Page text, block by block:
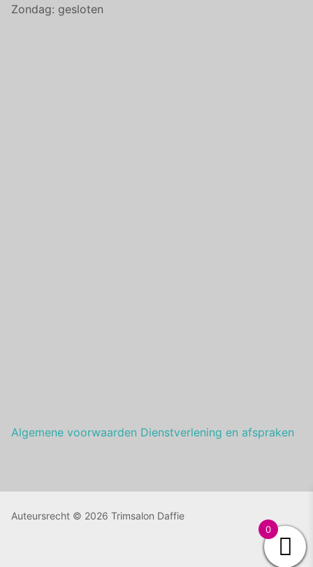
Zondag: gesloten
Algemene voorwaarden Dienstverlening en afspraken
Auteursrecht © 2026 Trimsalon Daffie
0